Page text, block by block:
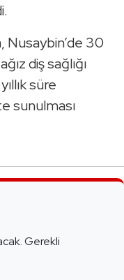
Nusaybin’de 30
diş sağlığı
süre
sunulması
Gerekli